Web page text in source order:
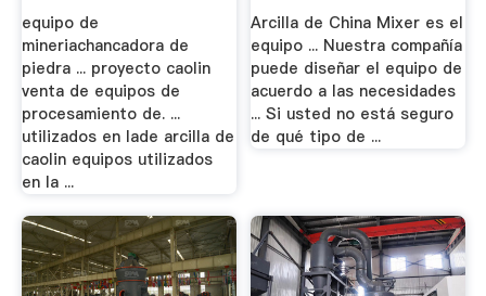
equipo de
mineriachancadora de
piedra ... proyecto caolin
venta de equipos de
procesamiento de. ...
utilizados en lade arcilla de
caolin equipos utilizados
en la ...
Arcilla de China Mixer es el
equipo ... Nuestra compañía
puede diseñar el equipo de
acuerdo a las necesidades
... Si usted no está seguro
de qué tipo de ...